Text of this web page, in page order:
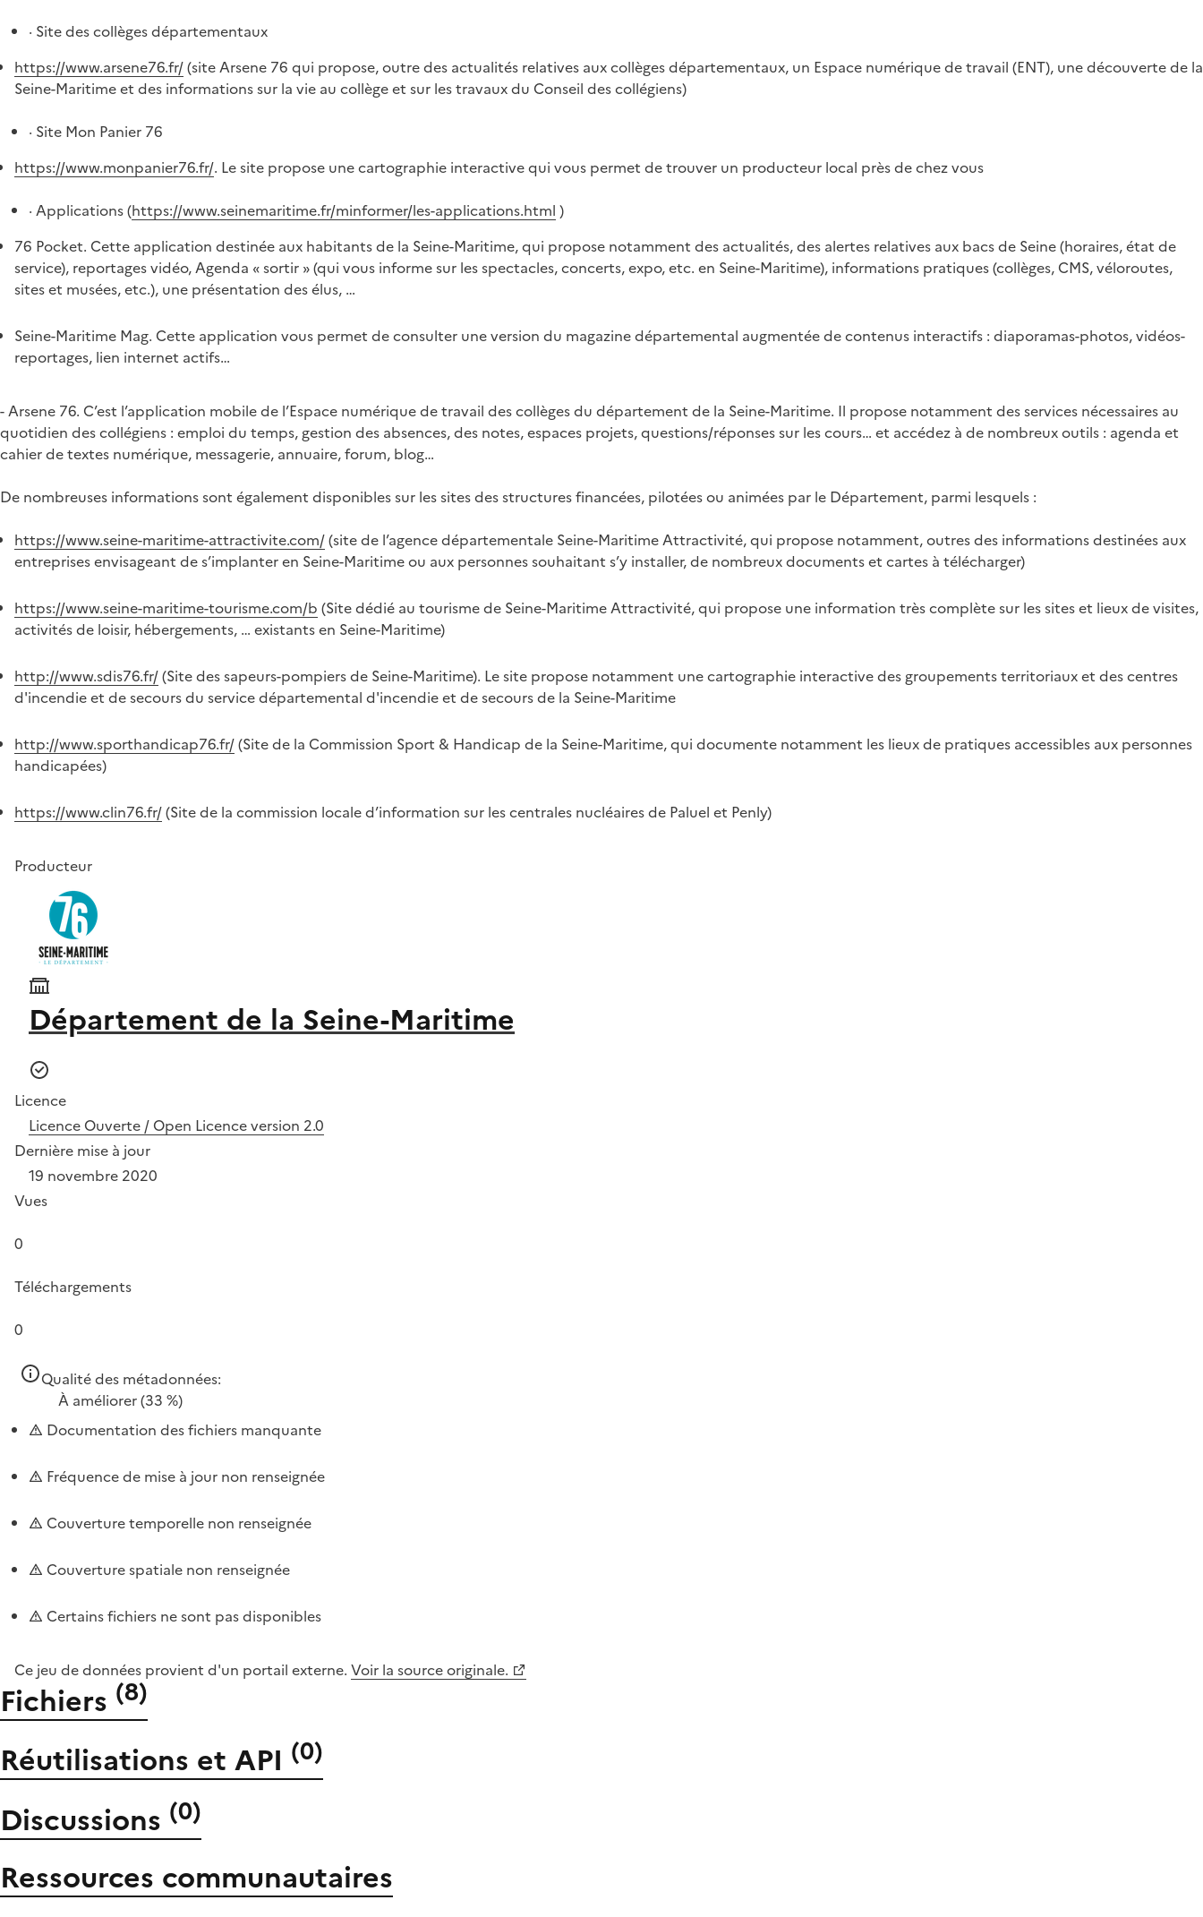
· Site des collèges départementaux
https://www.arsene76.fr/(site Arsene 76 qui propose, outre des actualités relatives aux collèges départementaux, un Espace numérique de travail (ENT), une découverte de la
Seine-Maritime et des informations sur la vie au collège et sur les travaux du Conseil des collégiens)
· Site Mon Panier 76
https://www.monpanier76.fr/. Le site propose une cartographie interactive qui vous permet de trouver un producteur local près de chez vous
· Applications (https://www.seinemaritime.fr/minformer/les-applications.html )
76 Pocket. Cette application destinée aux habitants de la Seine-Maritime, qui propose notamment des actualités, des alertes relatives aux bacs de Seine (horaires, état de
service), reportages vidéo, Agenda « sortir » (qui vous informe sur les spectacles, concerts, expo, etc. en Seine-Maritime), informations pratiques (collèges, CMS, véloroutes,
sites et musées, etc.), une présentation des élus, …
Seine-Maritime Mag. Cette application vous permet de consulter une version du magazine départemental augmentée de contenus interactifs : diaporamas-photos, vidéos-
reportages, lien internet actifs…
- Arsene 76. C’est l’application mobile de l’Espace numérique de travail des collèges du département de la Seine-Maritime. Il propose notamment des services nécessaires au
quotidien des collégiens : emploi du temps, gestion des absences, des notes, espaces projets, questions/réponses sur les cours… et accédez à de nombreux outils : agenda et
cahier de textes numérique, messagerie, annuaire, forum, blog…
De nombreuses informations sont également disponibles sur les sites des structures financées, pilotées ou animées par le Département, parmi lesquels :
https://www.seine-maritime-attractivite.com/(site de l’agence départementale Seine-Maritime Attractivité, qui propose notamment, outres des informations destinées aux
entreprises envisageant de s’implanter en Seine-Maritime ou aux personnes souhaitant s’y installer, de nombreux documents et cartes à télécharger)
https://www.seine-maritime-tourisme.com/b (Site dédié au tourisme de Seine-Maritime Attractivité, qui propose une information très complète sur les sites et lieux de visites,
activités de loisir, hébergements, … existants en Seine-Maritime)
http://www.sdis76.fr/(Site des sapeurs-pompiers de Seine-Maritime). Le site propose notamment une cartographie interactive des groupements territoriaux et des centres
d'incendie et de secours du service départemental d'incendie et de secours de la Seine-Maritime
http://www.sporthandicap76.fr/(Site de la Commission Sport & Handicap de la Seine-Maritime, qui documente notamment les lieux de pratiques accessibles aux personnes
handicapées)
https://www.clin76.fr/(Site de la commission locale d’information sur les centrales nucléaires de Paluel et Penly)
Producteur
Département de la Seine-Maritime
Licence
Licence Ouverte / Open Licence version 2.0
Dernière mise à jour
19 novembre 2020
Vues
0
Téléchargements
0
Qualité des métadonnées:
À améliorer(33 %)
Documentation des fichiers manquante
Fréquence de mise à jour non renseignée
Couverture temporelle non renseignée
Couverture spatiale non renseignée
Certains fichiers ne sont pas disponibles
Ce jeu de données provient d'un portail externe. Voir la source originale.
Fichiers (8)
Réutilisations et API (0)
Discussions (0)
Ressources communautaires